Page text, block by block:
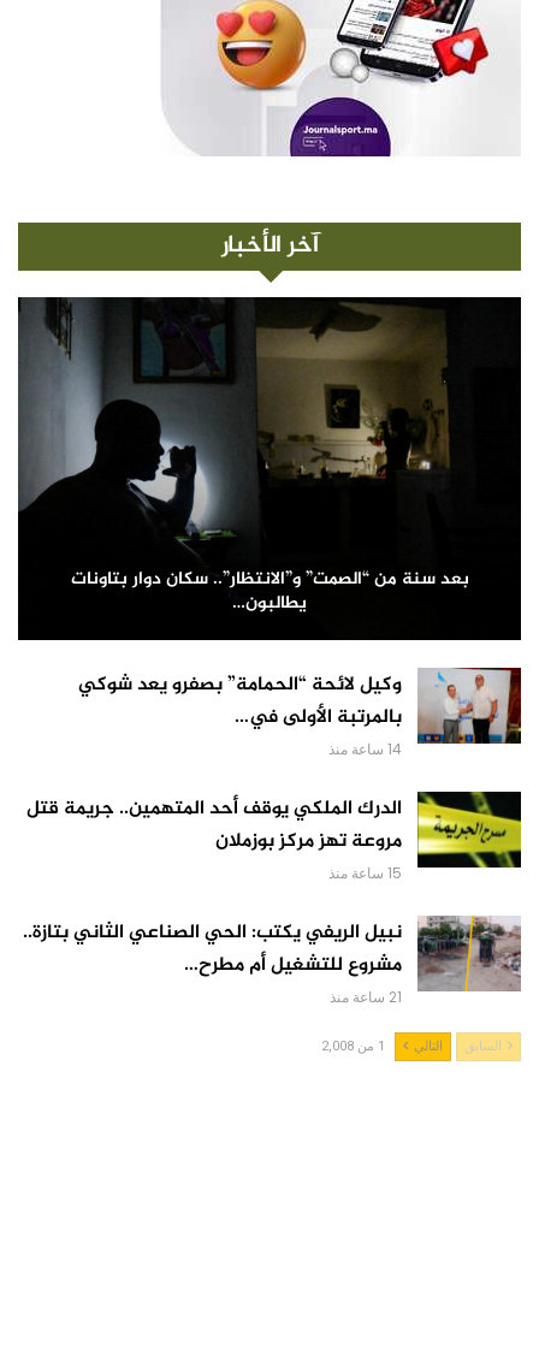
آخر الأخبار
بعد سنة من “الصمت” و”الانتظار”.. سكان دوار بتاونات
يطالبون…
وكيل لائحة “الحمامة” بصفرو يعد شوكي
بالمرتبة الأولى في…
14 ساعة منذ
الدرك الملكي يوقف أحد المتهمين.. جريمة قتل
مروعة تهز مركز بوزملان
15 ساعة منذ
نبيل الريفي يكتب: الحي الصناعي الثاني بتازة..
مشروع للتشغيل أم مطرح…
21 ساعة منذ
السابق التالي 1 من 2,008